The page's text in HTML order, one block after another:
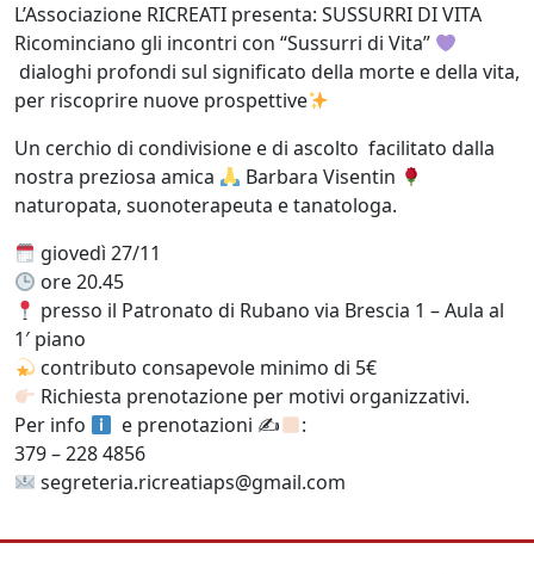
L’Associazione RICREATI presenta: SUSSURRI DI VITA
Ricominciano gli incontri con “Sussurri di Vita”
dialoghi profondi sul significato della morte e della vita,
per riscoprire nuove prospettive
Un cerchio di condivisione e di ascolto facilitato dalla
nostra preziosa amica
Barbara Visentin
naturopata, suonoterapeuta e tanatologa.
giovedì 27/11
ore 20.45
presso il Patronato di Rubano via Brescia 1 – Aula al
1′ piano
contributo consapevole minimo di 5€
Richiesta prenotazione per motivi organizzativi.
Per info
e prenotazioni ✍
:
379 – 228 4856
segreteria.ricreatiaps@gmail.com